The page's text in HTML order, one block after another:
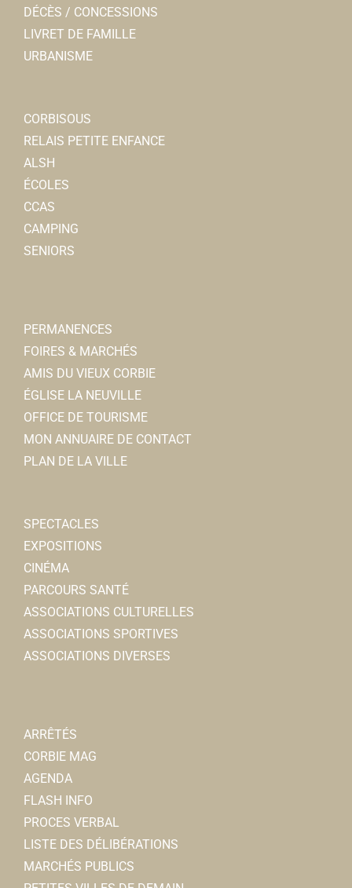
DÉCÈS / CONCESSIONS
LIVRET DE FAMILLE
URBANISME
CORBISOUS
RELAIS PETITE ENFANCE
ALSH
ÉCOLES
CCAS
CAMPING
SENIORS
PERMANENCES
FOIRES & MARCHÉS
AMIS DU VIEUX CORBIE
ÉGLISE LA NEUVILLE
OFFICE DE TOURISME
MON ANNUAIRE DE CONTACT
PLAN DE LA VILLE
SPECTACLES
EXPOSITIONS
CINÉMA
PARCOURS SANTÉ
ASSOCIATIONS CULTURELLES
ASSOCIATIONS SPORTIVES
ASSOCIATIONS DIVERSES
ARRÊTÉS
CORBIE MAG
AGENDA
FLASH INFO
PROCES VERBAL
LISTE DES DÉLIBÉRATIONS
MARCHÉS PUBLICS